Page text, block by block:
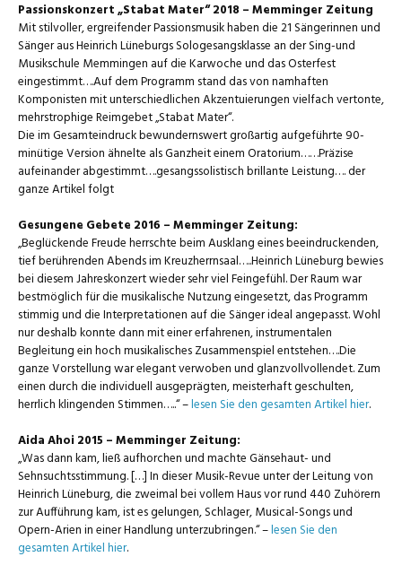
Passionskonzert „Stabat Mater“ 2018 – Memminger Zeitung
Mit stilvoller, ergreifender Passionsmusik haben die 21 Sängerinnen und
Sänger aus Heinrich Lüneburgs Sologesangsklasse an der Sing-und
Musikschule Memmingen auf die Karwoche und das Osterfest
eingestimmt….Auf dem Programm stand das von namhaften
Komponisten mit unterschiedlichen Akzentuierungen vielfach vertonte,
mehrstrophige Reimgebet „Stabat Mater“.
Die im Gesamteindruck bewundernswert großartig aufgeführte 90-
minütige Version ähnelte als Ganzheit einem Oratorium……Präzise
aufeinander abgestimmt….gesangssolistisch brillante Leistung…. der
ganze Artikel folgt
Gesungene Gebete 2016 – Memminger Zeitung:
„Beglückende Freude herrschte beim Ausklang eines beeindruckenden,
tief berührenden Abends im Kreuzherrnsaal…..Heinrich Lüneburg bewies
bei diesem Jahreskonzert wieder sehr viel Feingefühl. Der Raum war
bestmöglich für die musikalische Nutzung eingesetzt, das Programm
stimmig und die Interpretationen auf die Sänger ideal angepasst. Wohl
nur deshalb konnte dann mit einer erfahrenen, instrumentalen
Begleitung ein hoch musikalisches Zusammenspiel entstehen….Die
ganze Vorstellung war elegant verwoben und glanzvollvollendet. Zum
einen durch die individuell ausgeprägten, meisterhaft geschulten,
herrlich klingenden Stimmen…..“ –lesen Sie den gesamten Artikel hier.
Aida Ahoi 2015 – Memminger Zeitung:
„Was dann kam, ließ aufhorchen und machte Gänsehaut- und
Sehnsuchtsstimmung. […] In dieser Musik-Revue unter der Leitung von
Heinrich Lüneburg, die zweimal bei vollem Haus vor rund 440 Zuhörern
zur Aufführung kam, ist es gelungen, Schlager, Musical-Songs und
Opern-Arien in einer Handlung unterzubringen.“ –lesen Sie den
gesamten Artikel hier.